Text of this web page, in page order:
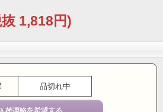
1,818円)
品切れ中